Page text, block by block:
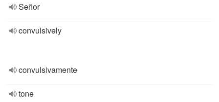
Señor
convulsively
convulsivamente
tone